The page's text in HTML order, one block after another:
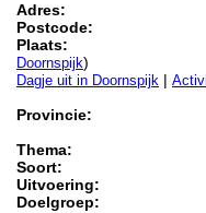
Adres:
Postcode:
Plaats:
Doornspijk)
Dagje uit in Doornspijk |
Provincie:
Thema:
Soort:
Uitvoering:
Doelgroep: